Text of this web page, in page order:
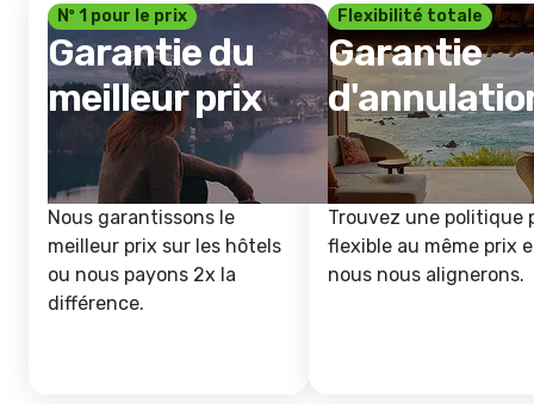
Nº 1 pour le prix
Garantie du
meilleur prix
Nous garantissons le
meilleur prix sur les hôtels
ou nous payons 2x la
différence.
Flexibilité totale
Garantie
Trouvez une politique
flexible au même prix
nous nous alignerons.